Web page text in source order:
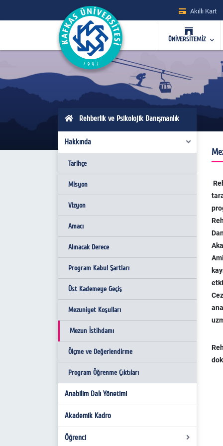
Akıllı Kart
ÜNİVERSİTEMİZ
Rehberlik ve Psikolojik Danışmanlık
Hakkında
Tarihçe
Misyon
Vizyon
Amacı
Alınacak Derece
Program Kabul Şartları
Üst Kademeye Geçiş
Mezuniyet Koşulları
Mezun İstihdamı
Ölçme ve Değerlendirme
Program Öğrenme Çıktıları
Anabilim Dalı Yönetimi
Akademik Kadro
Öğrenci